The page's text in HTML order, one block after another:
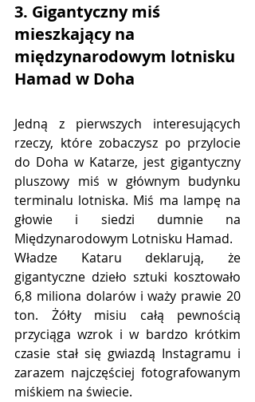
3. Gigantyczny miś
mieszkający na
międzynarodowym lotnisku
Hamad w Doha
Jedną z pierwszych interesujących
rzeczy, które zobaczysz po przylocie
do Doha w Katarze, jest gigantyczny
pluszowy miś w głównym budynku
terminalu lotniska. Miś ma lampę na
głowie i siedzi dumnie na
Międzynarodowym Lotnisku Hamad.
Władze Kataru deklarują, że
gigantyczne dzieło sztuki kosztowało
6,8 miliona dolarów i waży prawie 20
ton. Żółty misiu całą pewnością
przyciąga wzrok i w bardzo krótkim
czasie stał się gwiazdą Instagramu i
zarazem najczęściej fotografowanym
miśkiem na świecie.